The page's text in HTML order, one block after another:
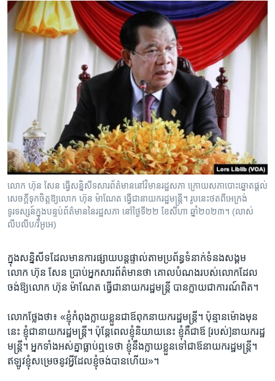
លោក ហ៊ុន សែន ធ្វើ​សន្និសីទ​សារព័ត៌មាន​នៅ​វិមាន​រដ្ឋសភា ក្រោយ​សភា​បោះឆ្នោត​ផ្តល់​
សេចក្តី​ទុកចិត្ត​ឱ្យ​លោក ហ៊ុន ម៉ាណែត ធ្វើជា​នាយក​រដ្ឋមន្ត្រី​។ រូបនេះថតពីអេក្រង់
ទូរទស្សន៍ក្នុងបន្ទប់ព័ត៌មាននៃរដ្ឋសភា នៅថ្ងៃទី២២ ខែសីហា ឆ្នាំ២០២៣។ (លាស់
លីបលីប/វីអូអេ)
ក្នុង​សន្និសីទ​ដែល​មាន​ការ​ផ្សាយ​បន្ត​ផ្ទាល់​តាម​ប្រព័ន្ធ​ទំនាក់​ទំនង​សង្គម​ ​
លោក ​ហ៊ុន សែន​ ប្រាប់​អ្នក​សារ​ព័ត៌មាន​ថា ​គោល​បំណង​របស់​លោក​ដែល​
ចង់ឱ្យលោក ​ហ៊ុន ម៉ាណែត ​ធ្វើ​ជា​នាយក​រដ្ឋ​មន្ត្រី​ បាន​ក្លាយ​ជា​ការណ៍​ពិត។ ​
​លោក​ថ្លែង​ថា៖ ​«ខ្ញុំ​កំពុង​ក្លាយ​ខ្លួន​ជា​ឪពុក​នាយក​រដ្ឋ​មន្ត្រី។ ​ប៉ុន្មាន​ម៉ោង​មុន​
នេះ ​ខ្ញុំជា​នាយក​រដ្ឋ​មន្ត្រី។​ ប៉ុន្តែ​ពេល​ខ្ញុំ​និយាយ​នេះ ​ខ្ញុំ​គឺ​ជា​ឪ ​[របស់]​នាយក​រដ្ឋ
មន្ត្រី។ ​អ្នកទាំង​អស់​គ្នា​ធ្លាប់​ឮ​ទេ​ថា​ ខ្ញុំ​នឹង​ក្លាយ​ខ្លួន​ទៅ​ជា​ឪ​នាយក​រដ្ឋមន្ត្រី។​
ឥឡូវ​ខ្ញុំ​សម្រេច​នូវ​អ្វីដែល​ខ្ញុំ​ចង់​បាន​ហើយ»។